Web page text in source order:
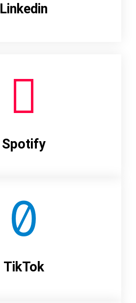
Linkedin
Spotify
TikTok